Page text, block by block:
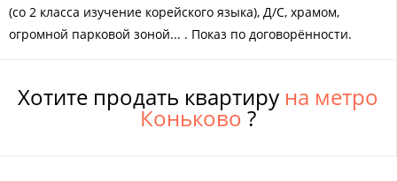
(со 2 класса изучение корейского языка), Д/С, храмом,
огромной парковой зоной... . Показ по договорённости.
Хотите продать квартиру на метро
Коньково ?